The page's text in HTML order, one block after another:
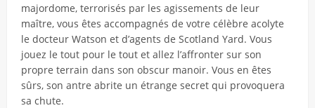
majordome, terrorisés par les agissements de leur
maître, vous êtes accompagnés de votre célèbre acolyte
le docteur Watson et d’agents de Scotland Yard. Vous
jouez le tout pour le tout et allez l’affronter sur son
propre terrain dans son obscur manoir. Vous en êtes
sûrs, son antre abrite un étrange secret qui provoquera
sa chute.